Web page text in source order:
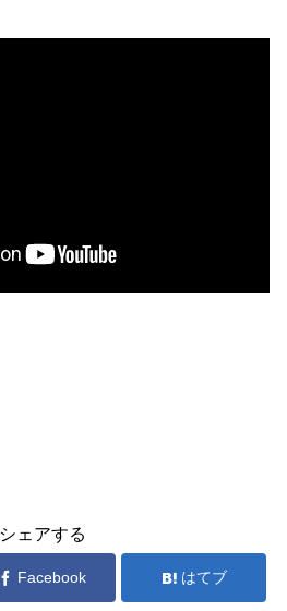
シェアする
Facebook はてブ